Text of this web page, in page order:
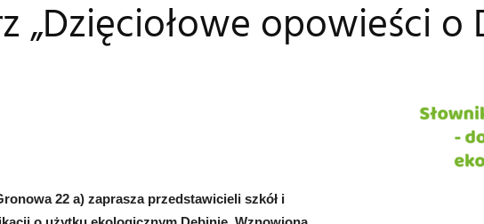
„Dzięciołowe opowieści o
22 a) zaprasza przedstawicieli szkół i